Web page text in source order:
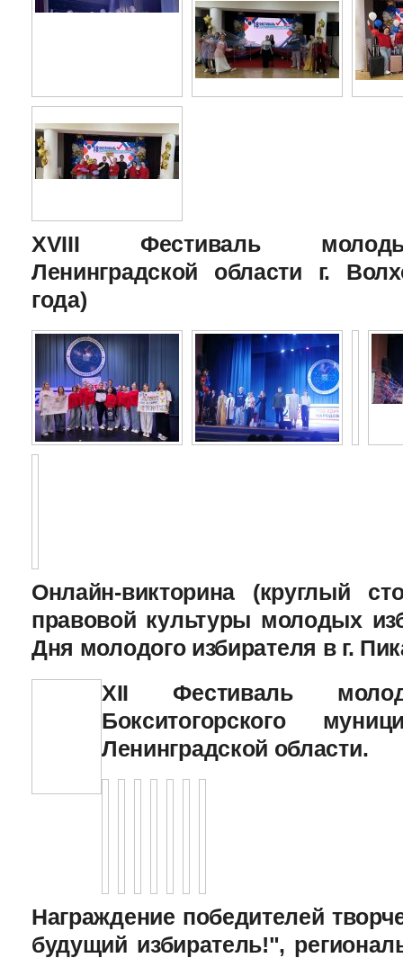
XVIII Фестиваль
Ленинградской области г.
года)
Онлайн-викторина (круглый
правовой культуры молодых
Дня молодого избирателя в г.
XII Фестиваль
Бокситогорского
Ленинградской области.
Награждение победителей
будущий избиратель!",